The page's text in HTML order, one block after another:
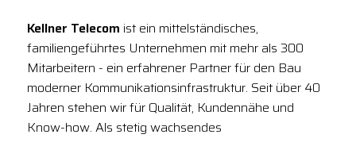
Kellner Telecom ist ein mittelständisches,
familiengeführtes Unternehmen mit mehr als 300
Mitarbeitern - ein erfahrener Partner für den Bau
moderner Kommunikationsinfrastruktur. Seit über 40
Jahren stehen wir für Qualität, Kundennähe und
Know-how. Als stetig wachsendes